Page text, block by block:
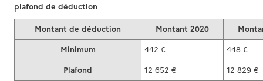
plafond de déduction
Montant de déduction
Montant 2020
Minimum
442 €
448 €
Plafond
12 652 € 12 829 €